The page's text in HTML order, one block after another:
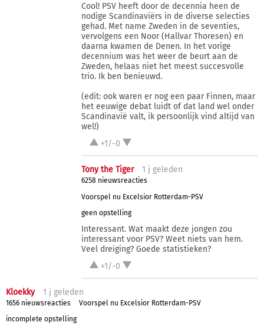
Cool! PSV heeft door de decennia heen de
nodige Scandinaviërs in de diverse selecties
gehad. Met name Zweden in de seventies,
vervolgens een Noor (Hallvar Thoresen) en
daarna kwamen de Denen. In het vorige
decennium was het weer de beurt aan de
Zweden, helaas niet het meest succesvolle
trio. Ik ben benieuwd.
(edit: ook waren er nog een paar Finnen, maar
het eeuwige debat luidt of dat land wel onder
Scandinavië valt, ik persoonlijk vind altijd van
wel!)
+1/-0
Tony the Tiger 1 j geleden
6258 nieuwsreacties
Voorspel nu Excelsior Rotterdam-PSV
geen opstelling
Interessant. Wat maakt deze jongen zou
interessant voor PSV? Weet niets van hem.
Veel dreiging? Goede statistieken?
+1/-0
Kloekky 1 j geleden
1656 nieuwsreacties
Voorspel nu Excelsior Rotterdam-PSV
incomplete opstelling